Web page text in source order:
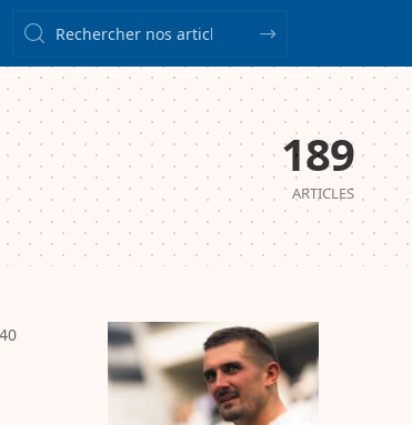
189
ARTICLES